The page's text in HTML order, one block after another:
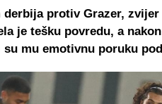
derbija protiv Grazer,
je tešku povredu, a
su mu emotivnu poruku